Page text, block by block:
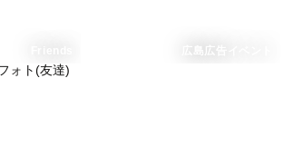
広島広告イベント